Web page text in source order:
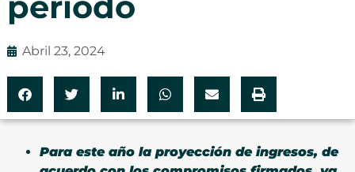
Abril 23, 2024
Para este año la proyección de ingresos, de